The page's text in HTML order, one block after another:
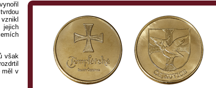
jejich
však
měl v